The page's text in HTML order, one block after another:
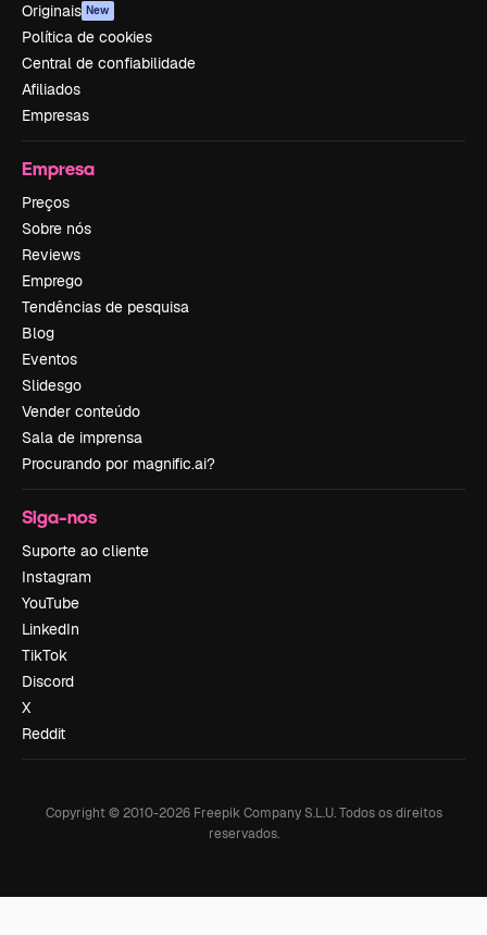
Originais New
Política de cookies
Central de confiabilidade
Afiliados
Empresas
Empresa
Preços
Sobre nós
Reviews
Emprego
Tendências de pesquisa
Blog
Eventos
Slidesgo
Vender conteúdo
Sala de imprensa
Procurando por magnific.ai?
Siga-nos
Suporte ao cliente
Instagram
YouTube
LinkedIn
TikTok
Discord
X
Reddit
Copyright © 2010-2026Freepik Company S.L.U. Todos os direitos
reservados.